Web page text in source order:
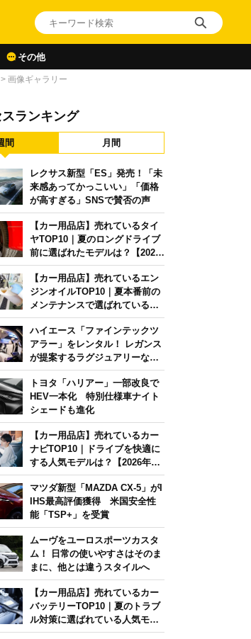
その他
> 画像ギャラリー
ランキング
間 月間
レクサス新型「ES」発売！「未
来感あってかっこいい」「価格
が高すぎる」SNSで賛否の声
【カー用品店】売れているタイ
ヤTOP10｜夏のロングドライブ
前に選ばれたモデルは？【2026
年6月版】
【カー用品店】売れているエン
ジンオイルTOP10｜夏本番前の
メンテナンスで選ばれている人
気モデルは？【2026年6月版】
ハイエース「ファインテックツ
アラー」をレンタル！ レガンス
が提案するラグジュアリーな移
動体験
トヨタ「ハリアー」一部改良で
HEV一本化 特別仕様車ナイト
シェードも進化
【カー用品店】売れているカー
ナビTOP10｜ドライブを快適に
する人気モデルは？【2026年6
月版】
マツダ新型「MAZDA CX-5」がI
IHS最高評価獲得 米国安全性
能「TSP+」を受賞
ムーヴをユーロスポーツカスタ
ム！ 日常の使いやすさはそのま
まに、他とは違うスタイルへ
【カー用品店】売れているカー
バッテリーTOP10｜夏のトラブ
ル対策に選ばれている人気モデ
ルは？【2026年6月版】